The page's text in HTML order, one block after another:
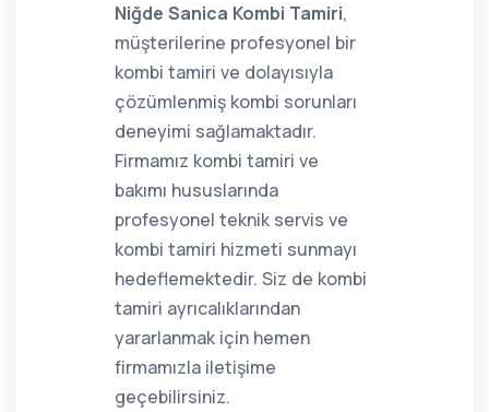
Niğde Sanica Kombi Tamiri,
müşterilerine profesyonel bir
kombi tamiri ve dolayısıyla
çözümlenmiş kombi sorunları
deneyimi sağlamaktadır.
Firmamız kombi tamiri ve
bakımı hususlarında
profesyonel teknik servis ve
kombi tamiri hizmeti sunmayı
hedeflemektedir. Siz de kombi
tamiri ayrıcalıklarından
yararlanmak için hemen
firmamızla iletişime
geçebilirsiniz.